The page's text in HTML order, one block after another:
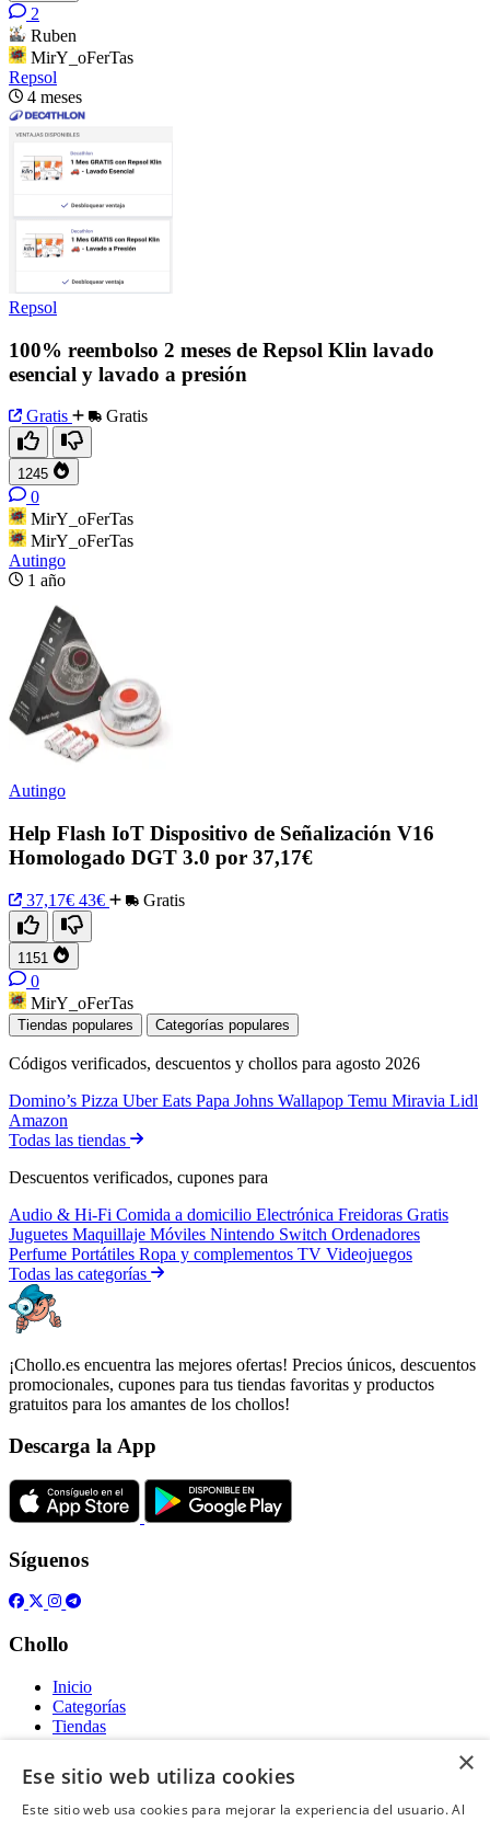
2
Ruben
MirY_oFerTas
Repsol
4 meses
Repsol
100% reembolso 2 meses de Repsol Klin lavado
esencial y lavado a presión
Gratis Gratis
1245
0
MirY_oFerTas
MirY_oFerTas
Autingo
1 año
Autingo
Help Flash IoT Dispositivo de Señalización V16
Homologado DGT 3.0 por 37,17€
37,17€ 43€ Gratis
1151
0
MirY_oFerTas
Tiendas populares Categorías populares
Códigos verificados, descuentos y chollos para agosto 2026
Domino’s Pizza Uber Eats Papa Johns Wallapop Temu Miravia Lidl
Amazon
Todas las tiendas
Descuentos verificados, cupones para
Audio & Hi-Fi Comida a domicilio Electrónica Freidoras Gratis
Juguetes Maquillaje Móviles Nintendo Switch Ordenadores
Perfume Portátiles Ropa y complementos TV Videojuegos
Todas las categorías
¡Chollo.es encuentra las mejores ofertas! Precios únicos, descuentos
promocionales, cupones para tus tiendas favoritas y productos
gratuitos para los amantes de los chollos!
Descarga la App
Síguenos
Chollo
Inicio
Categorías
Tiendas
Gratis
Acerca de
×
Ese sitio web utiliza cookies
Este sitio web usa cookies para mejorar la experiencia del usuario. Al